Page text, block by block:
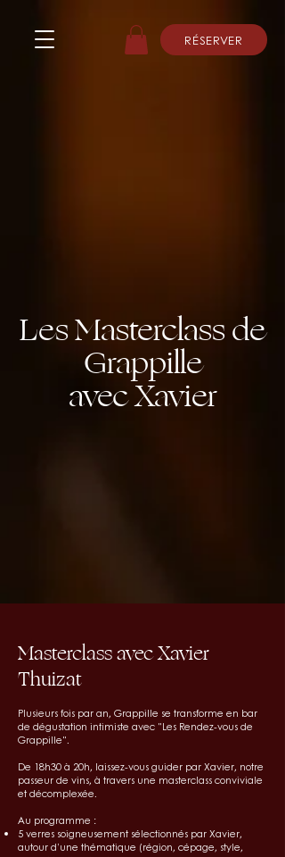
RÉSERVER
Les Masterclass de
Grappille
avec Xavier
Masterclass avec Xavier
Thuizat
Plusieurs fois par an, Grappille se transforme en bar
de dégustation intimiste avec "Les Rendez-vous de
Grappille".
De 18h30 à 20h, laissez-vous guider par Xavier, notre
passeur de vins, à travers une masterclass conviviale
et décomplexée.
Au programme :
5 verres soigneusement sélectionnés par Xavier,
autour d’une thématique (région, cépage, style,